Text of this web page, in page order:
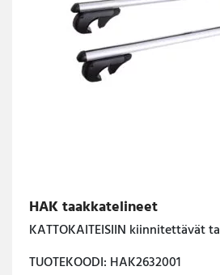
HAK taakkatelineet
KATTOKAITEISIIN kiinnitettävät
TUOTEKOODI: HAK2632001